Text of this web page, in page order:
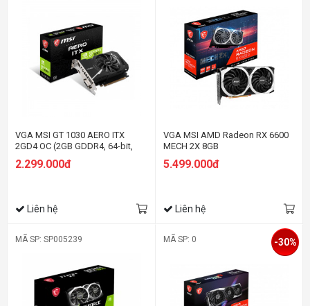
VGA MSI GT 1030 AERO ITX
2GD4 OC (2GB GDDR4, 64-bit,
2.299.000đ
Liên hệ
VGA MSI AMD Radeon RX 6600
MECH 2X 8GB
5.499.000đ
Liên hệ
MÃ SP: SP005239 MÃ SP: 0 -30%